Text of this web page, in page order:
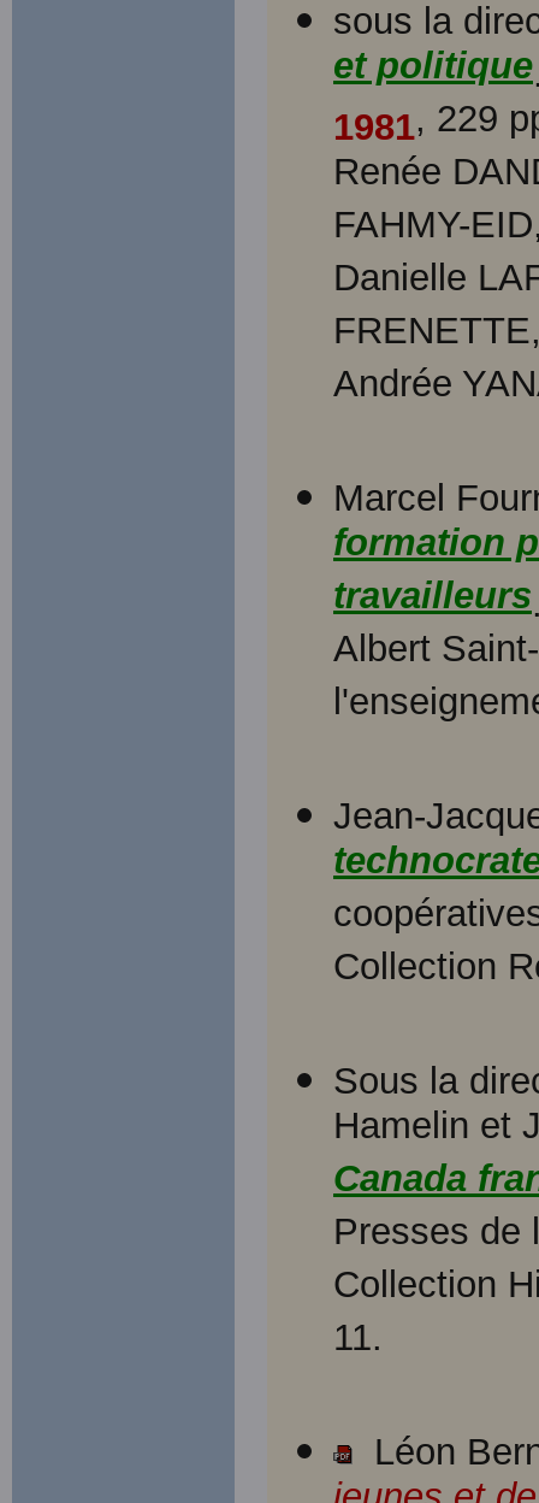
sous la
et politique
1981, 229
Renée
FAHMY-
Danielle
Andrée
Marcel
formation
travailleurs
Albert
Jean-
Collection
Sous la
Hamelin et
Canada
Presses
Collection
11.
Léon